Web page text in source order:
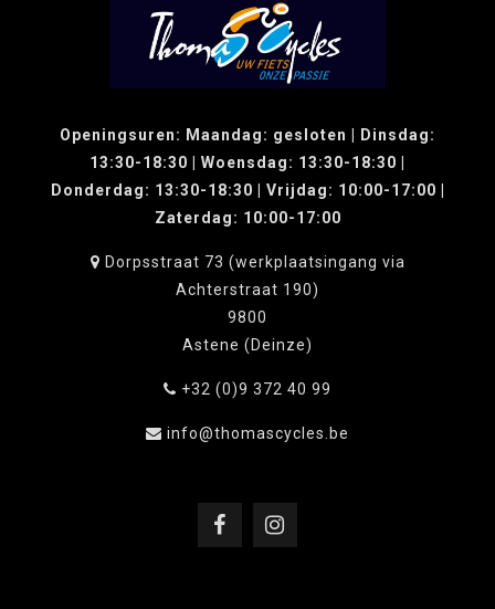
Openingsuren: Maandag: gesloten | Dinsdag:
13:30-18:30 | Woensdag: 13:30-18:30 |
Donderdag: 13:30-18:30 | Vrijdag: 10:00-17:00 |
Zaterdag: 10:00-17:00
Dorpsstraat 73 (werkplaatsingang via
Achterstraat 190)
9800
Astene (Deinze)
+32 (0)9 372 40 99
info@thomascycles.be